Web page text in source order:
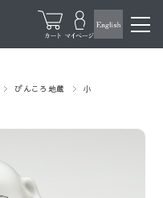
ぴんころ地蔵
小